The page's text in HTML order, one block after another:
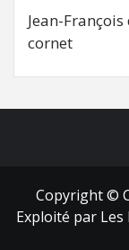
Jean-François
cornet
Copyright ©
Exploité par